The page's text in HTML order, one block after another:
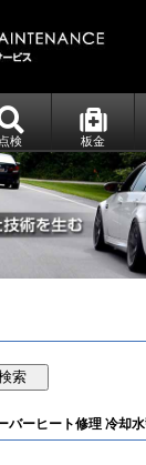
点検 板金
索
バーヒート修理 冷却